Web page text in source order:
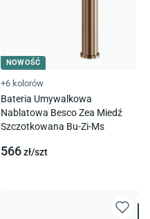
NOWOŚĆ
+6 kolorów
Bateria Umywalkowa
Nablatowa Besco Zea Miedź
Szczotkowana Bu-Zi-Ms
566zł/szt